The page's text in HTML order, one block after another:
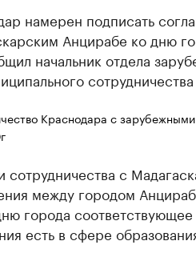
намерен подписать
Анцирабе ко дню
начальник отдела
Краснодара с
сотрудничества с
между городом
города
есть в сфере